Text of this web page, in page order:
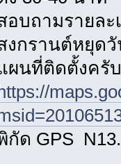
อบถามรายละ
งกรานต์หยุดวั
ผนที่ติดตั้งครับ
กัด GPS